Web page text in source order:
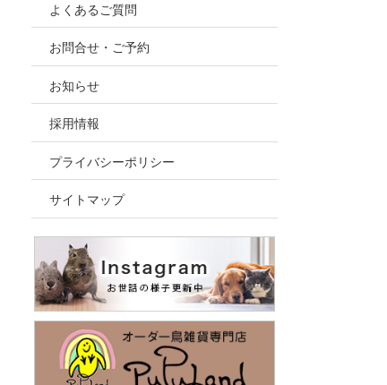
よくあるご質問
お問合せ・ご予約
お知らせ
採用情報
プライバシーポリシー
サイトマップ